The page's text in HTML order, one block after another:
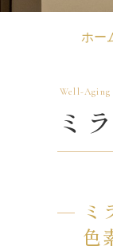
ホー
ミ
ミ
色